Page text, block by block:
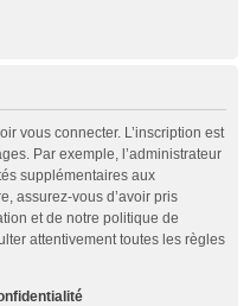
vous connecter. L’inscription est
Par exemple, l’administrateur
supplémentaires aux
assurez-vous d’avoir pris
et de notre politique de
attentivement toutes les règles